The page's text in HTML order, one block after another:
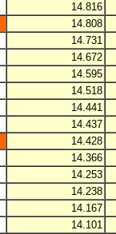
14.816
14.808
14.731
14.672
14.595
14.518
14.441
14.437
14.428
14.366
14.253
14.238
14.167
14.101